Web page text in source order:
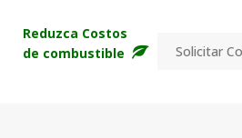
Reduzca Costos
de combustible
Solicitar